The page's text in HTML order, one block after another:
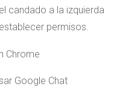
candado a la izquierda
permisos.
Google Chat